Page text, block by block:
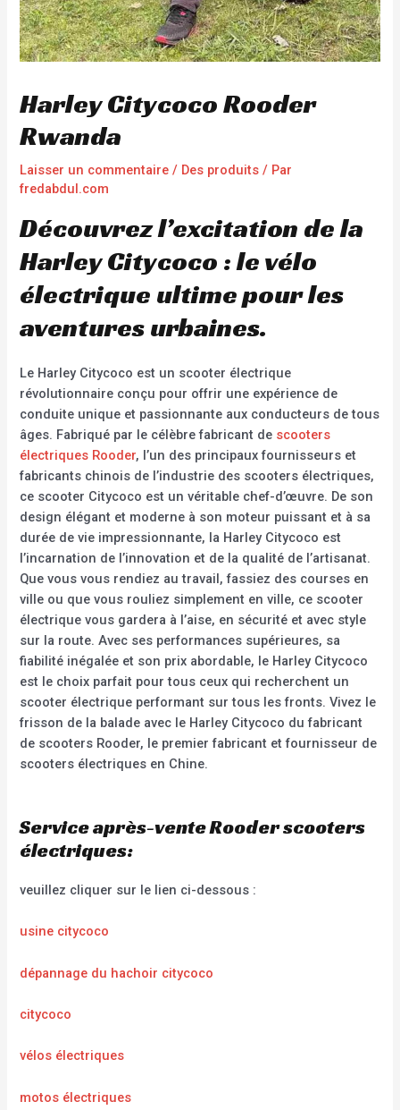
Harley Citycoco Rooder
Rwanda
Laisser un commentaire / Des produits / Par
fredabdul.com
Découvrez l’excitation de la
Harley Citycoco : le vélo
électrique ultime pour les
aventures urbaines.
Le Harley Citycoco est un scooter électrique
révolutionnaire conçu pour offrir une expérience de
conduite unique et passionnante aux conducteurs de tous
âges. Fabriqué par le célèbre fabricant de scooters
électriques Rooder, l’un des principaux fournisseurs et
fabricants chinois de l’industrie des scooters électriques,
ce scooter Citycoco est un véritable chef-d’œuvre. De son
design élégant et moderne à son moteur puissant et à sa
durée de vie impressionnante, la Harley Citycoco est
l’incarnation de l’innovation et de la qualité de l’artisanat.
Que vous vous rendiez au travail, fassiez des courses en
ville ou que vous rouliez simplement en ville, ce scooter
électrique vous gardera à l’aise, en sécurité et avec style
sur la route. Avec ses performances supérieures, sa
fiabilité inégalée et son prix abordable, le Harley Citycoco
est le choix parfait pour tous ceux qui recherchent un
scooter électrique performant sur tous les fronts. Vivez le
frisson de la balade avec le Harley Citycoco du fabricant
de scooters Rooder, le premier fabricant et fournisseur de
scooters électriques en Chine.
Service après-vente Rooder scooters
électriques:
veuillez cliquer sur le lien ci-dessous :
usine citycoco
dépannage du hachoir citycoco
citycoco
vélos électriques
motos électriques